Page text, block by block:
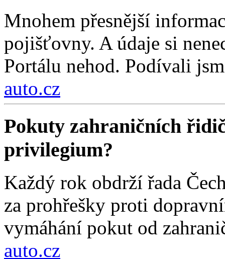
Mnohem přesnější
pojišťovny. A údaje si
Portálu nehod. Podívali
auto.cz
Pokuty zahraničních
privilegium?
Každý rok obdrží řada
za prohřešky proti
vymáhání pokut od
auto.cz